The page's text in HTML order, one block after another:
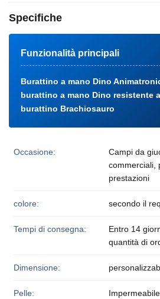
Specifiche
Funzionalità principali
Burattino a mano Dino
burattino a mano Dino resistente
burattino Brachiosauro
Occasione:
Campi da
commerciali,
prestazioni
colore: secondo il
Tempi di consegna:
Entro 14
quantità di
Dimensione:
Pelle: